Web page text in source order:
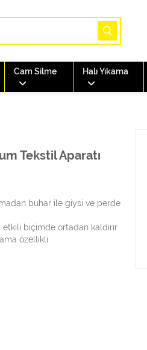
Cam Silme Halı Yıkama
Tekstil Aparatı
buhar ile giysi ve perde
etkili biçimde ortadan kaldırır
özellikli